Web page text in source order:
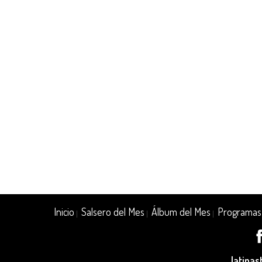
Inicio |Salsero del Mes |Álbum del Mes Programas